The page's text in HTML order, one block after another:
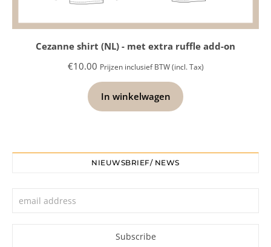
Cezanne shirt (NL) - met extra ruffle add-on
€10.00 Prijzen inclusief BTW (incl. Tax)
In winkelwagen
NIEUWSBRIEF/ NEWS